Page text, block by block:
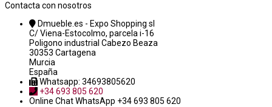
Contacta con nosotros
Dmueble.es - Expo Shopping sl
C/ Viena-Estocolmo, parcela i-16
Poligono industrial Cabezo Beaza
30353 Cartagena
Murcia
España
Whatsapp: 34693805620
+34 693 805 620
Online ChatWhatsApp +34 693 805 620